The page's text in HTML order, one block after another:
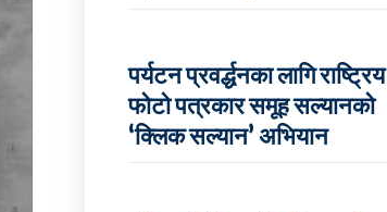
पर्यटन प्रवर्द्धनका लागि राष्ट्रिय
फोटो पत्रकार समूह सल्यानको
‘क्लिक सल्यान’ अभियान